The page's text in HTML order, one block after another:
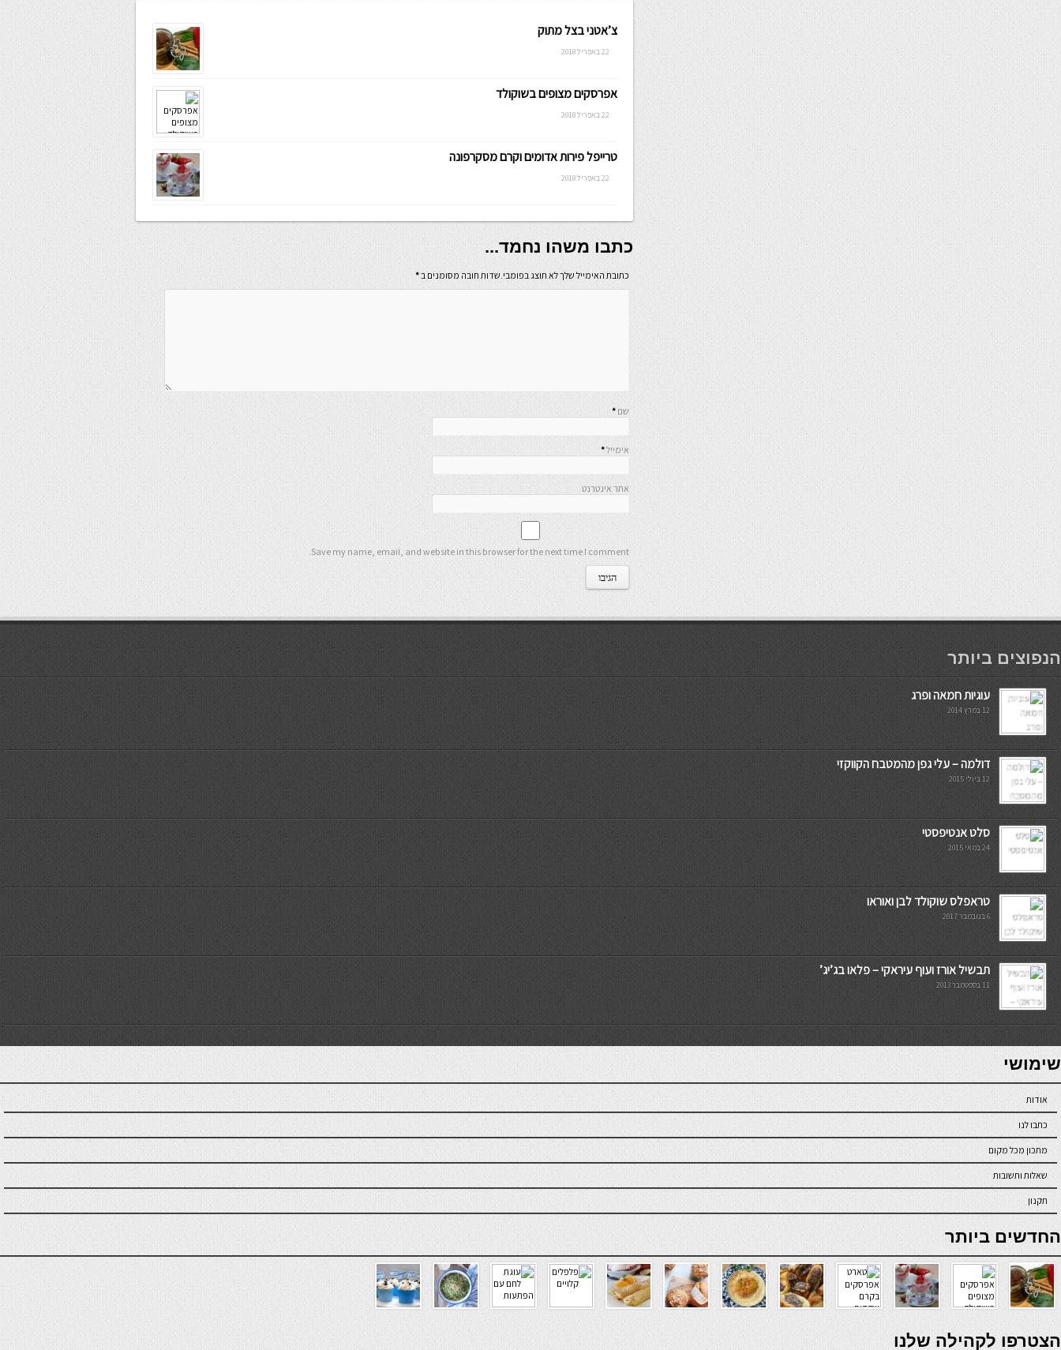
צ’אטני בצל מתוק
22 באפריל 2018
אפרסקים מצופים בשוקולד
22 באפריל 2018
טרייפל פירות אדומים וקרם מסקרפונה
22 באפריל 2018
כתבו משהו נחמד...
כתובת האימייל שלך לא תוצג בפומבי.שדות חובה מסומנים ב*
שם *
אימייל*
אתר אינטרנט
Save my name, email, and website in this browser for the next time I comment.
мостбет кг
הנפוצים ביותר
עוגיות חמאה ופרג
12 במרץ 2014
דולמה – עלי גפן מהמטבח הקווקזי
12 ביולי 2015
סלט אנטיפסטי
24 במאי 2015
טראפלס שוקולד לבן ואוראו
6 בנובמבר 2017
תבשיל אורז ועוף עיראקי – פלאו בג’יג’
11 בספטמבר 2013
7slots
seriöse online casinos österreich
שימושי
אודות
כתבו לנו
מתכון מכל מקום
שאלות ותשובות
תקנון
online casino
החדשים ביותר
verde casino
הצטרפו לקהילה שלנו